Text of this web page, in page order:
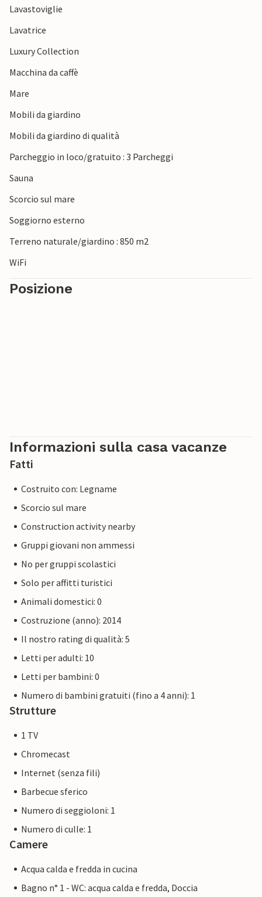
mercanti e la passeggiata del porto.
Lavastoviglie
Lavatrice
Luxury Collection
Macchina da caffè
Mare
Mobili da giardino
Mobili da giardino di qualità
Parcheggio in loco/gratuito : 3 Parcheggi
Sauna
Scorcio sul mare
Soggiorno esterno
Terreno naturale/giardino : 850 m2
WiFi
Posizione
Informazioni sulla casa vacanze
Fatti
Costruito con: Legname
Scorcio sul mare
Construction activity nearby
Gruppi giovani non ammessi
No per gruppi scolastici
Solo per affitti turistici
Animali domestici: 0
Costruzione (anno): 2014
Il nostro rating di qualità: 5
Letti per adulti: 10
Letti per bambini: 0
Numero di bambini gratuiti (fino a 4 anni): 1
Strutture
1 TV
Chromecast
Internet (senza fili)
Barbecue sferico
Numero di seggioloni: 1
Numero di culle: 1
Camere
Acqua calda e fredda in cucina
Bagno n° 1 - WC: acqua calda e fredda, Doccia